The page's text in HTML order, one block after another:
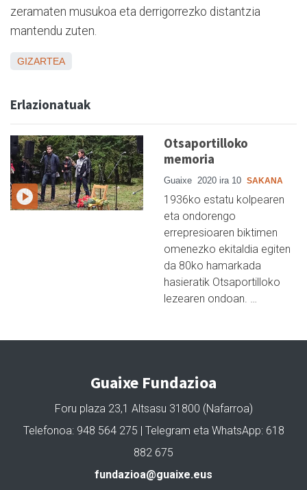
zeramaten musukoa eta derrigorrezko distantzia
mantendu zuten.
GIZARTEA
Erlazionatuak
Otsaportilloko
memoria
Guaixe 2020 ira 10 SAKANA
1936ko estatu kolpearen
eta ondorengo
errepresioaren biktimen
omenezko ekitaldia egiten
da 80ko hamarkada
hasieratik Otsaportilloko
lezearen ondoan. …
Guaixe Fundazioa
Foru plaza 23,1 Altsasu 31800 (Nafarroa)
Telefonoa: 948 564 275 | Telegram eta WhatsApp: 618
882 675
fundazioa@guaixe.eus